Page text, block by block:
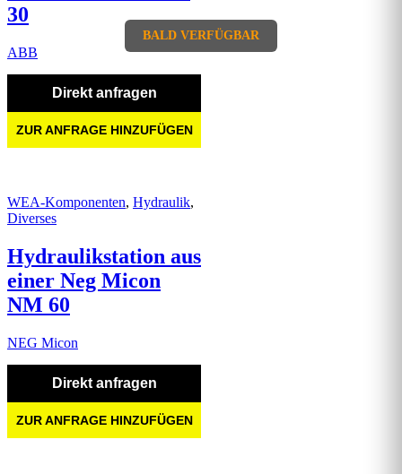
BALD VERFÜGBAR
30
ABB
Direkt anfragen
ZUR ANFRAGE HINZUFÜGEN
WEA-Komponenten, Hydraulik,
Diverses
Hydraulikstation aus
einer Neg Micon
NM 60
NEG Micon
Direkt anfragen
ZUR ANFRAGE HINZUFÜGEN